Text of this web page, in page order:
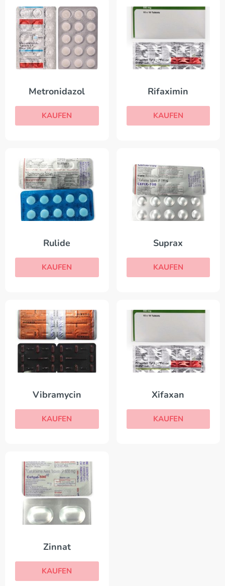
Metronidazol
KAUFEN
Rifaximin
KAUFEN
Rulide
KAUFEN
Suprax
KAUFEN
Vibramycin
KAUFEN
Xifaxan
KAUFEN
Zinnat
KAUFEN